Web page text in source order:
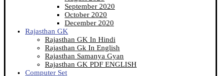
September 2020
October 2020
December 2020
Rajasthan GK
Rajasthan GK In Hindi
Rajasthan Gk In English
Rajasthan Samanya Gyan
Rajasthan GK PDF ENGLISH
Computer Set